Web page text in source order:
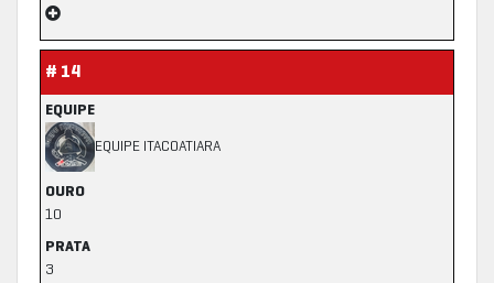
# 14
EQUIPE
EQUIPE ITACOATIARA
OURO
10
PRATA
3